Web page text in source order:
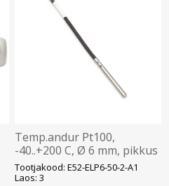
Temp.andur Pt100,
-40..+200 C, Ø 6 mm, pikkus
50 mm, 3-juhet,
roostevaba, silikon kaabel
Tootjakood: E52-ELP6-50-2-A1
Laos: 3